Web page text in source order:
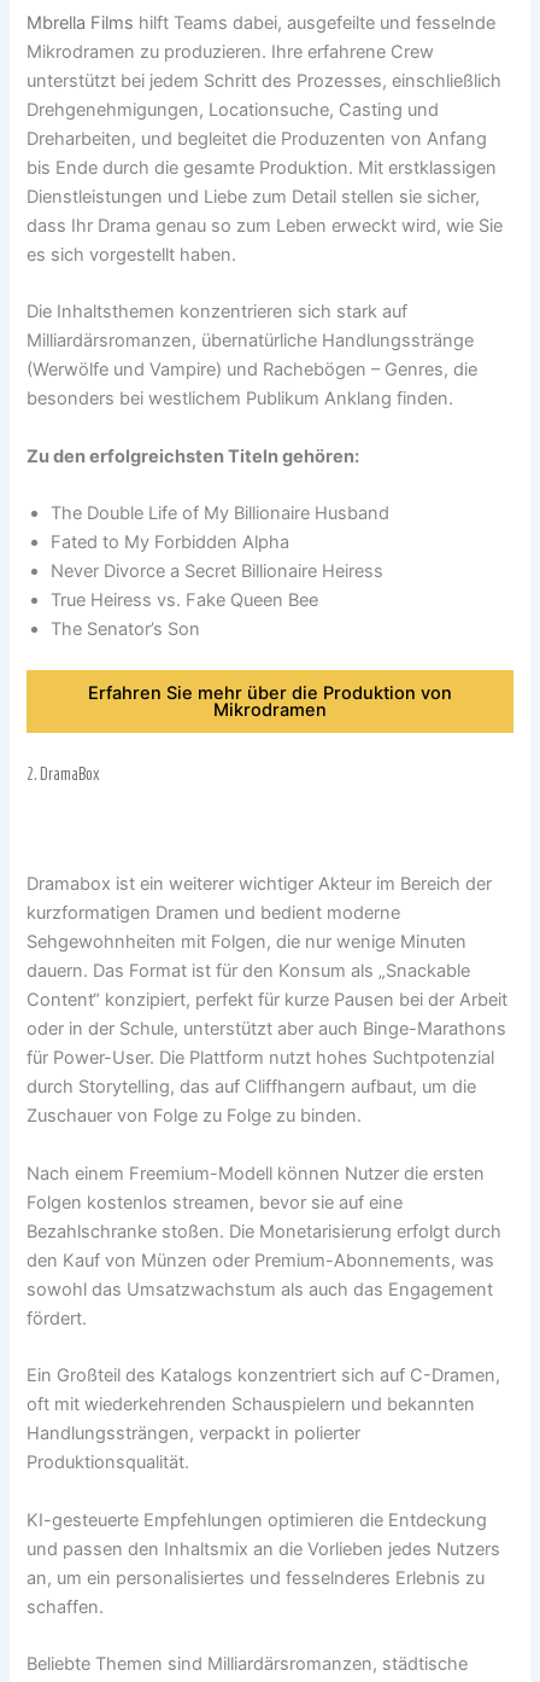
Mbrella Films hilft Teams dabei, ausgefeilte und fesselnde
Mikrodramen zu produzieren. Ihre erfahrene Crew
unterstützt bei jedem Schritt des Prozesses, einschließlich
Drehgenehmigungen, Locationsuche, Casting und
Dreharbeiten, und begleitet die Produzenten von Anfang
bis Ende durch die gesamte Produktion. Mit erstklassigen
Dienstleistungen und Liebe zum Detail stellen sie sicher,
dass Ihr Drama genau so zum Leben erweckt wird, wie Sie
es sich vorgestellt haben.
Die Inhaltsthemen konzentrieren sich stark auf
Milliardärsromanzen, übernatürliche Handlungsstränge
(Werwölfe und Vampire) und Rachebögen – Genres, die
besonders bei westlichem Publikum Anklang finden.
Zu den erfolgreichsten Titeln gehören:
The Double Life of My Billionaire Husband
Fated to My Forbidden Alpha
Never Divorce a Secret Billionaire Heiress
True Heiress vs. Fake Queen Bee
The Senator’s Son
Erfahren Sie mehr über die Produktion von
Mikrodramen
2. DramaBox
Dramabox ist ein weiterer wichtiger Akteur im Bereich der
kurzformatigen Dramen und bedient moderne
Sehgewohnheiten mit Folgen, die nur wenige Minuten
dauern. Das Format ist für den Konsum als „Snackable
Content“ konzipiert, perfekt für kurze Pausen bei der Arbeit
oder in der Schule, unterstützt aber auch Binge-Marathons
für Power-User. Die Plattform nutzt hohes Suchtpotenzial
durch Storytelling, das auf Cliffhangern aufbaut, um die
Zuschauer von Folge zu Folge zu binden.
Nach einem Freemium-Modell können Nutzer die ersten
Folgen kostenlos streamen, bevor sie auf eine
Bezahlschranke stoßen. Die Monetarisierung erfolgt durch
den Kauf von Münzen oder Premium-Abonnements, was
sowohl das Umsatzwachstum als auch das Engagement
fördert.
Ein Großteil des Katalogs konzentriert sich auf C-Dramen,
oft mit wiederkehrenden Schauspielern und bekannten
Handlungssträngen, verpackt in polierter
Produktionsqualität.
KI-gesteuerte Empfehlungen optimieren die Entdeckung
und passen den Inhaltsmix an die Vorlieben jedes Nutzers
an, um ein personalisiertes und fesselnderes Erlebnis zu
schaffen.
Beliebte Themen sind Milliardärsromanzen, städtische